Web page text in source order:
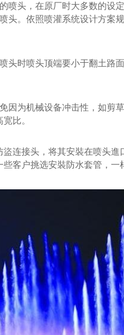
河南酸菜鱼
头，在原厂时大多数的设
。依照喷灌系统设计方案
时喷头顶端要小于翻土路
为机械设备冲击性，如剪
比。
接头，将其安裝在喷头進
客户挑选安裝防水套管，一